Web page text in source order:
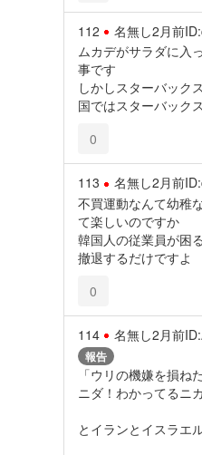
112 名無し2月前
ムカデがサラダに入
事です
しかしスターバック
国ではスターバック
0
113 名無し2月前
不買運動なんて幼稚
て楽しいのですか
韓国人の従業員が困
撤退するだけですよ
0
114 名無し2月前
報告
「ウリの機嫌を損ね
ニダ！わかってるニ
とイランとイスラエ